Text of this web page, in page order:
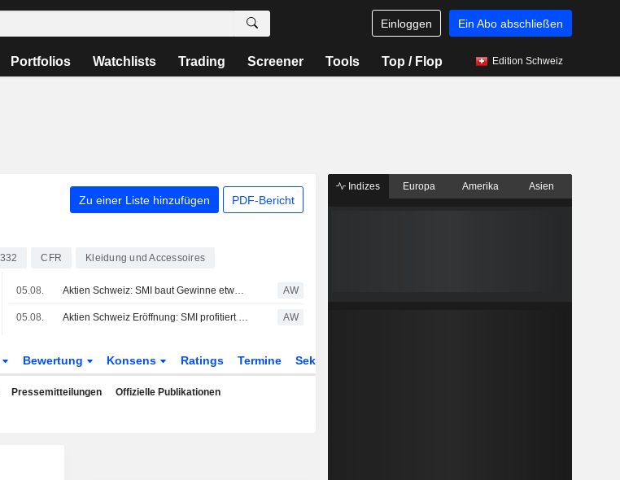
Einloggen Ein Abo abschließen
Portfolios Watchlists Trading Screener Tools Top / Flop Edition Schweiz
Zu einer Liste hinzufügen PDF-Bericht
CFR Kleidung und Accessoires
05.08. Aktien Schweiz: SMI baut Gewinne etwas ab - Sandoz bleibt klarer Gewinner AW
05.08. Aktien Schweiz Eröffnung: SMI profitiert von Entspannungssignalen AW
Bewertung Konsens Ratings Termine Sektor
Pressemitteilungen Offizielle Publikationen
Indizes Europa Amerika Asien